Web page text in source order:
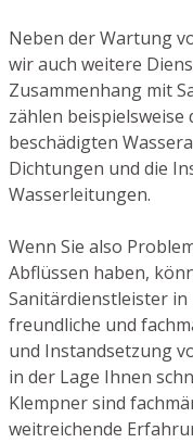
Neben der Wartung
wir auch weitere
Zusammenhang mit
zählen
beschädigten
Dichtungen und die
Wasserleitungen.
Wenn Sie also
Abflüssen haben,
Sanitärdienstleister in
freundliche und
und Instandsetzung
in der Lage Ihnen
Klempner sind
weitreichende